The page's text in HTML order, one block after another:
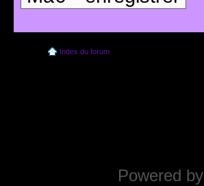
Index du forum
Powered by